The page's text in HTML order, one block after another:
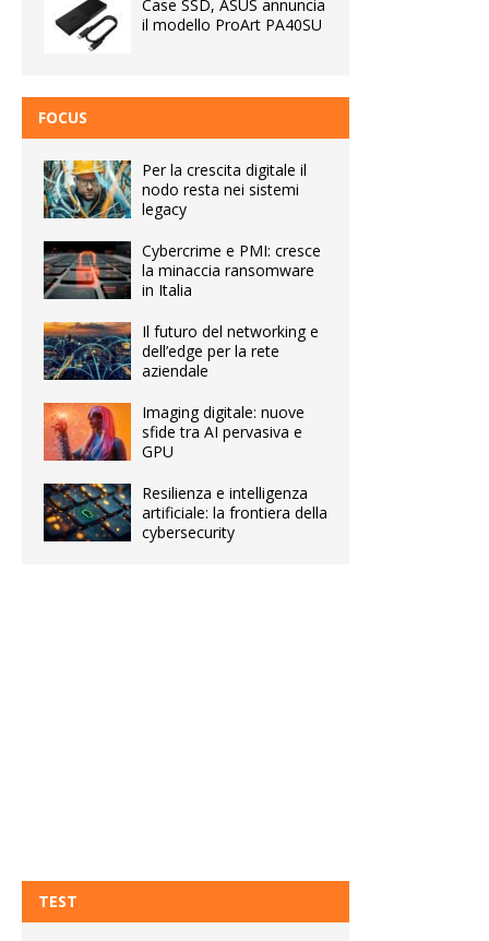
Case SSD, ASUS annuncia
il modello ProArt PA40SU
FOCUS
Per la crescita digitale il
nodo resta nei sistemi
legacy
Cybercrime e PMI: cresce
la minaccia ransomware
in Italia
Il futuro del networking e
dell’edge per la rete
aziendale
Imaging digitale: nuove
sfide tra AI pervasiva e
GPU
Resilienza e intelligenza
artificiale: la frontiera della
cybersecurity
TEST